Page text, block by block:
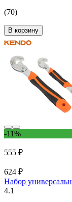
(70)
В корзину
-11%
555 ₽
624 ₽
Набор
4.1